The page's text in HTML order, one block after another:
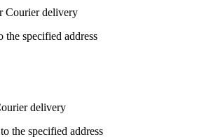
Courier delivery
specified address
delivery
the specified address